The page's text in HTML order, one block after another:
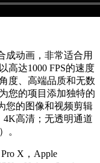
成动画，非常适合用
高达1000 FPS的速度
度、高端品质和无数
您的项目添加独特的
您的图像和视频剪辑
4K高清；无透明通道
。
X，Apple